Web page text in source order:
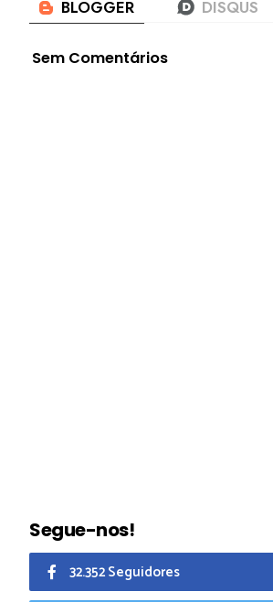
Sem Comentários
Segue-nos!
32.352 Seguidores